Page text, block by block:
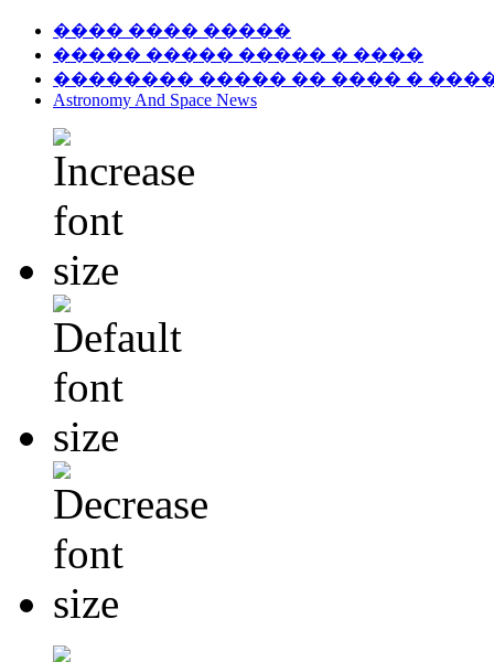
���� ���� �����
����� ����� ����� � ����
�������� ����� �� ���� �
Astronomy And Space News